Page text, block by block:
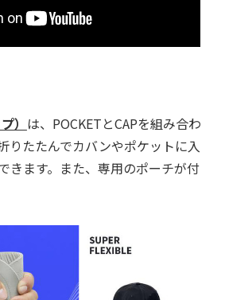
） は、POCKETとCAPを組み合わ
りたたんでカバンやポケットに入
きます。また、専用のポーチが付